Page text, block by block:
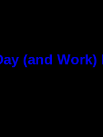
(and Work)